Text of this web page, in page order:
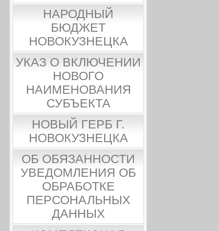
НАРОДНЫЙ
БЮДЖЕТ
НОВОКУЗНЕЦКА
УКАЗ О ВКЛЮЧЕНИИ
НОВОГО
НАИМЕНОВАНИЯ
СУБЪЕКТА
НОВЫЙ ГЕРБ Г.
НОВОКУЗНЕЦКА
ОБ ОБЯЗАННОСТИ
УВЕДОМЛЕНИЯ ОБ
ОБРАБОТКЕ
ПЕРСОНАЛЬНЫХ
ДАННЫХ